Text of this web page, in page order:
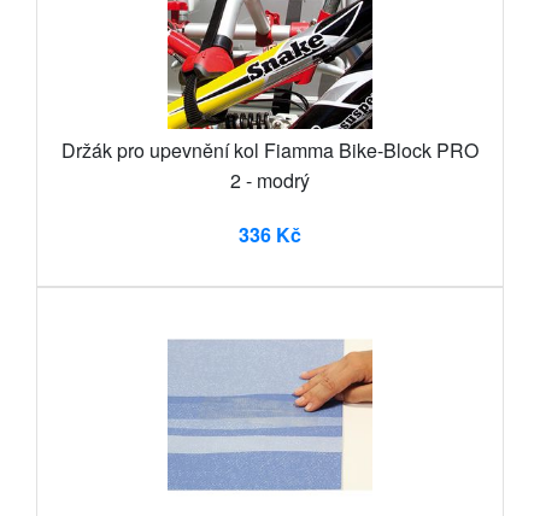
Držák pro upevnění kol Fiamma Bike-Block PRO
2 - modrý
336 Kč